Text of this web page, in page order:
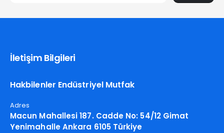
İletişim Bilgileri
Hakbilenler Endüstriyel Mutfak
Adres
Macun Mahallesi 187. Cadde No: 54/12 Gimat
Yenimahalle Ankara 6105 Türkiye